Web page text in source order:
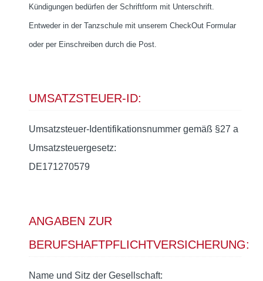
Kündigungen bedürfen der Schriftform mit Unterschrift.
Entweder in der Tanzschule mit unserem CheckOut Formular
oder per Einschreiben durch die Post.
UMSATZSTEUER-ID:
Umsatzsteuer-Identifikationsnummer gemäß §27 a
Umsatzsteuergesetz:
DE171270579
ANGABEN ZUR
BERUFSHAFTPFLICHTVERSICHERUNG:
Name und Sitz der Gesellschaft: